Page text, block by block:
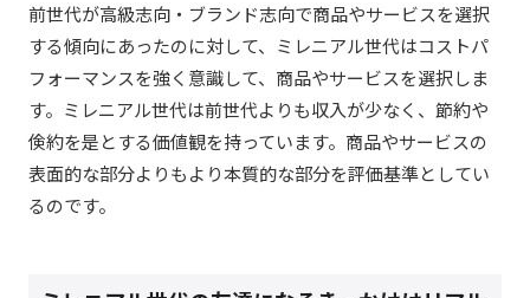
前世代が高級志向・ブランド志向で商品やサービスを選択
する傾向にあったのに対して、ミレニアル世代はコストパ
フォーマンスを強く意識して、商品やサービスを選択しま
す。ミレニアル世代は前世代よりも収入が少なく、節約や
倹約を是とする価値観を持っています。商品やサービスの
表面的な部分よりもより本質的な部分を評価基準としてい
るのです。